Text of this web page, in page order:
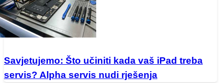
Savjetujemo: Što učiniti kada vaš iPad treba
servis? Alpha servis nudi rješenja